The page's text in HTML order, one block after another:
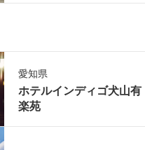
愛知県
ホテルインディゴ犬山有
楽苑